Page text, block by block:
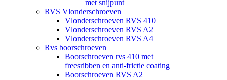
met snijpunt
RVS Vlonderschroeven
Vlonderschroeven RVS 410
Vlonderschroeven RVS A2
Vlonderschroeven RVS A4
Rvs boorschroeven
Boorschroeven rvs 410 met
freesribben en anti-frictie coating
Boorschroeven RVS A2